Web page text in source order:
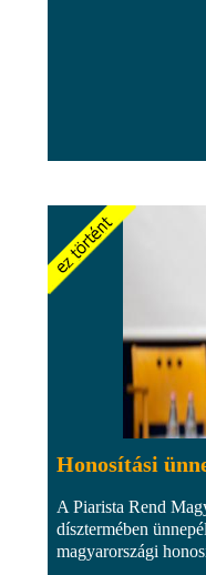
Honosítási
A Piarista Rend
dísztermében
magyarországi